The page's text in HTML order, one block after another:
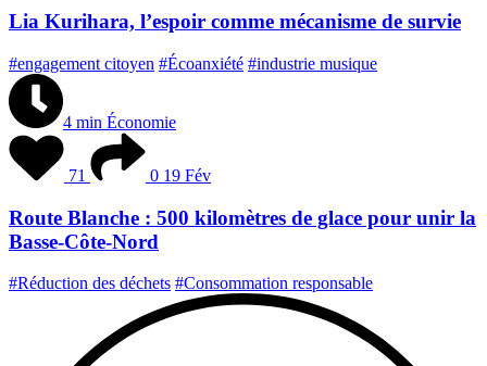
Lia Kurihara, l’espoir comme mécanisme de survie
#engagement citoyen #Écoanxiété #industrie musique
4 min Économie
71 0 19 Fév
Route Blanche : 500 kilomètres de glace pour unir la
Basse-Côte-Nord
#Réduction des déchets #Consommation responsable